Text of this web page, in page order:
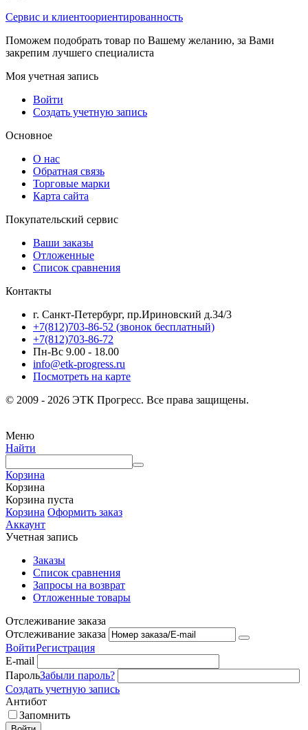
Сервис и клиентоориентированность
Поможем подобрать товар по Вашему желанию, за Вами
закрепим лучшего специалиста
Моя учетная запись
Войти
Создать учетную запись
Основное
О нас
Обратная связь
Торговые марки
Карта сайта
Покупательский сервис
Ваши заказы
Отложенные
Список сравнения
Контакты
г. Санкт-Петербург, пр.Ириновский д.34/3
+7(812)703-86-52 (звонок бесплатный)
+7(812)703-86-72
Пн-Вс 9.00 - 18.00
info@etk-progress.ru
Посмотреть на карте
© 2009 - 2026 ЭТК Прогресс. Все права защищены.
Меню
Найти
Корзина
Корзина
Корзина пуста
Корзина Оформить заказ
Аккаунт
Учетная запись
Заказы
Список сравнения
Запросы на возврат
Отложенные товары
Отслеживание заказа
Отслеживание заказа
ВойтиРегистрация
E-mail
ПарольЗабыли пароль?
Создать учетную запись
Антибот
Запомнить